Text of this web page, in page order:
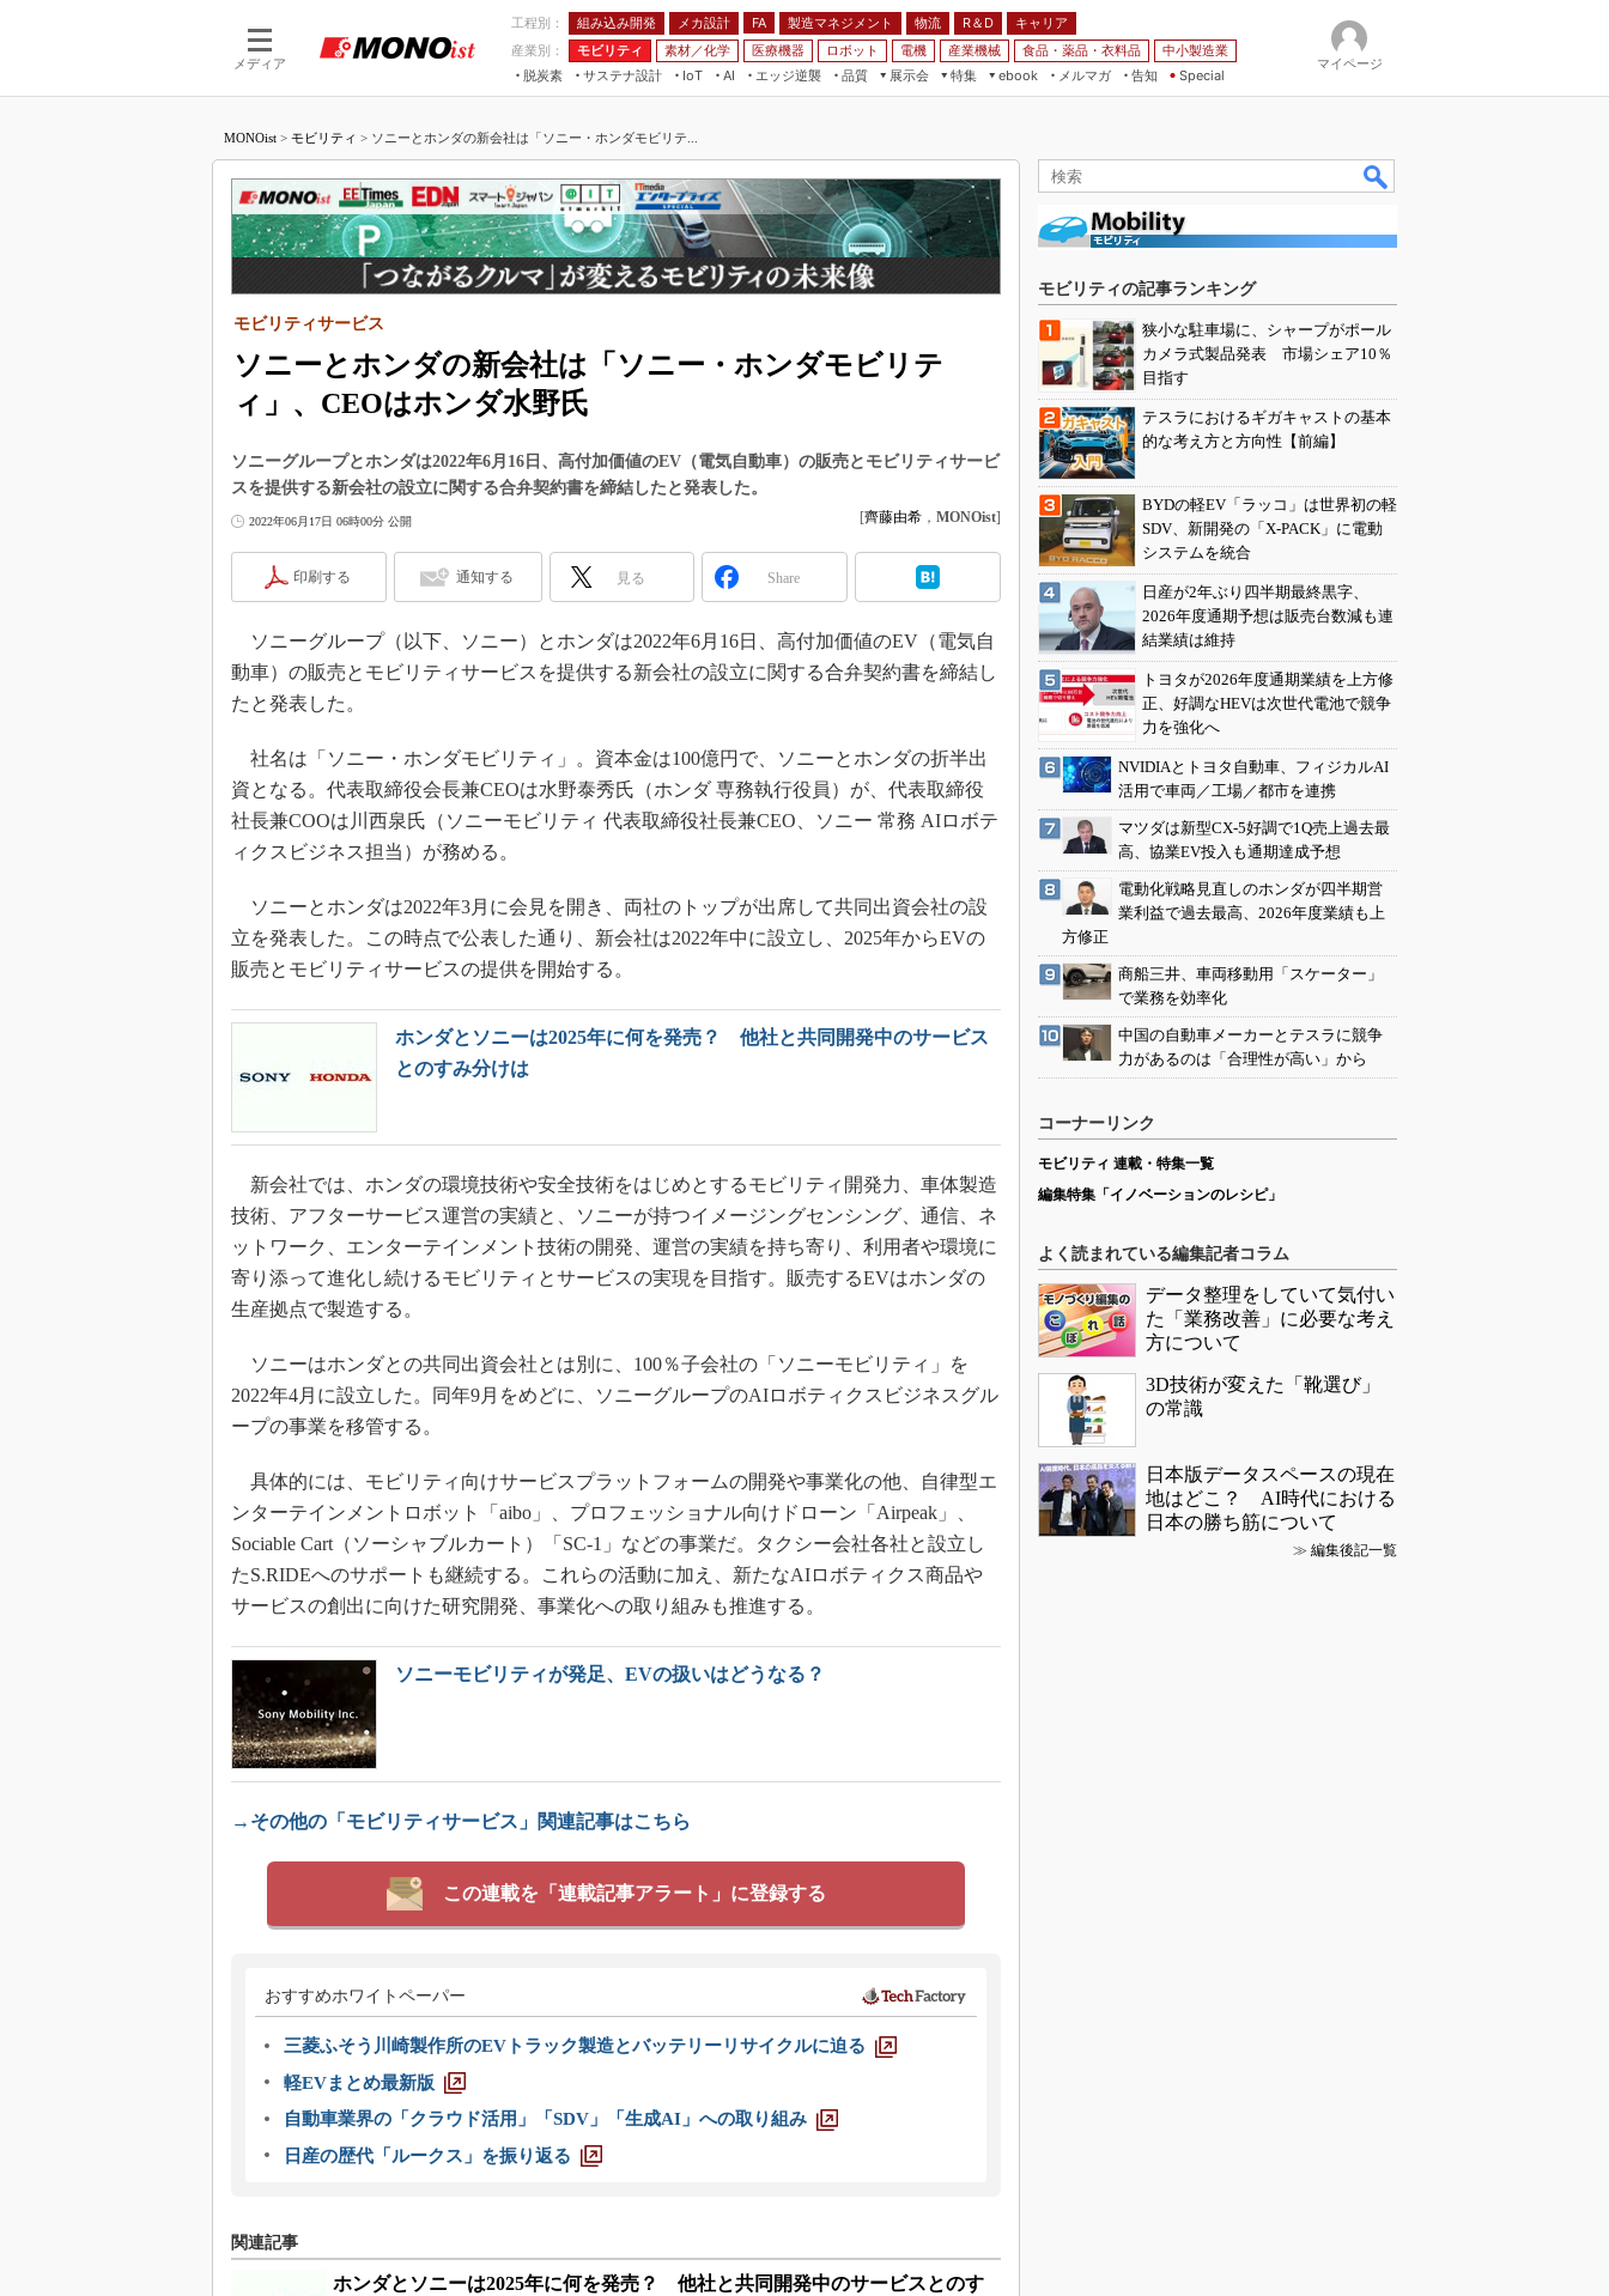
メディア
工程別： 組み込み開発 メカ設計 FA 製造マネジメント 物流 R＆D
キャリア
産業別：
モビリティ 素材／化学 医療機器 ロボット 電機 産業機械 食品・薬品・衣料品
中小製造業
脱炭素
サステナ設計
IoT
つながる工場
つながるサービス
AI
AI×設備保全
Physical AI
エッジ逆襲 品質
展示会
JIMTOF
組込み/エッジ コンピューティング
展＆IoT/5Gソリューション展
IIFES
国際ロボット展
人テク展
EdgeTech+
日本ものづくりワールド
産業オープンネット展
特集
5G
VR／AR
フィールドサービス
FPGA
組み込みモデリング
ISO26262
デジタルツインとCAE
インダストリー4.0
メイドインジャパン
植物工場
グローバル設計・開発
制御セキュリティ
ebook
製造マネジメント
FA
モビリティ
素材／化学
メルマガ
告知 Special
マイページ
MONOist > モビリティ > ソニーとホンダの新会社は「ソニー・ホンダモビリテ...
ソニーとホンダの新会社は「ソニー・ホンダモビリテ
ィ」、CEOはホンダ水野氏
モビリティサービス
ソニーグループとホンダは2022年6月16日、高付加価値のEV（電気自動車）の販売とモビリティサービ
スを提供する新会社の設立に関する合弁契約書を締結したと発表した。
2022年06月17日 06時00分 公開 [齊藤由希 ， MONOist]
印刷する 通知する 見る Share
ソニーグループ（以下、ソニー）とホンダは2022年6月16日、高付加価値のEV（電気自
動車）の販売とモビリティサービスを提供する新会社の設立に関する合弁契約書を締結し
たと発表した。
社名は「ソニー・ホンダモビリティ」。資本金は100億円で、ソニーとホンダの折半出
資となる。代表取締役会長兼CEOは水野泰秀氏（ホンダ 専務執行役員）が、代表取締役
社長兼COOは川西泉氏（ソニーモビリティ 代表取締役社長兼CEO、ソニー 常務 AIロボテ
ィクスビジネス担当）が務める。
ソニーとホンダは2022年3月に会見を開き、両社のトップが出席して共同出資会社の設
立を発表した。この時点で公表した通り、新会社は2022年中に設立し、2025年からEVの
販売とモビリティサービスの提供を開始する。
ホンダとソニーは2025年に何を発売？ 他社と共同開発中のサービス
とのすみ分けは
新会社では、ホンダの環境技術や安全技術をはじめとするモビリティ開発力、車体製造
技術、アフターサービス運営の実績と、ソニーが持つイメージングセンシング、通信、ネ
ットワーク、エンターテインメント技術の開発、運営の実績を持ち寄り、利用者や環境に
寄り添って進化し続けるモビリティとサービスの実現を目指す。販売するEVはホンダの
生産拠点で製造する。
ソニーはホンダとの共同出資会社とは別に、100％子会社の「ソニーモビリティ」を
2022年4月に設立した。同年9月をめどに、ソニーグループのAIロボティクスビジネスグル
ープの事業を移管する。
具体的には、モビリティ向けサービスプラットフォームの開発や事業化の他、自律型エ
ンターテインメントロボット「aibo」、プロフェッショナル向けドローン「Airpeak」、
Sociable Cart（ソーシャブルカート）「SC-1」などの事業だ。タクシー会社各社と設立し
たS.RIDEへのサポートも継続する。これらの活動に加え、新たなAIロボティクス商品や
サービスの創出に向けた研究開発、事業化への取り組みも推進する。
ソニーモビリティが発足、EVの扱いはどうなる？
→その他の「モビリティサービス」関連記事はこちら
この連載を「連載記事アラート」に登録する
おすすめホワイトペーパー
三菱ふそう川崎製作所のEVトラック製造とバッテリーリサイクルに迫る
軽EVまとめ最新版
自動車業界の「クラウド活用」「SDV」「生成AI」への取り組み
日産の歴代「ルークス」を振り返る
関連記事
ホンダとソニーは2025年に何を発売？ 他社と共同開発中のサービスとのす
モビリティの記事ランキング
狭小な駐車場に、シャープがポール
カメラ式製品発表 市場シェア10％
目指す
テスラにおけるギガキャストの基本
的な考え方と方向性【前編】
BYDの軽EV「ラッコ」は世界初の軽
SDV、新開発の「X-PACK」に電動
システムを統合
日産が2年ぶり四半期最終黒字、
2026年度通期予想は販売台数減も連
結業績は維持
トヨタが2026年度通期業績を上方修
正、好調なHEVは次世代電池で競争
力を強化へ
NVIDIAとトヨタ自動車、フィジカルAI
活用で車両／工場／都市を連携
マツダは新型CX-5好調で1Q売上過去最
高、協業EV投入も通期達成予想
電動化戦略見直しのホンダが四半期営
業利益で過去最高、2026年度業績も上
方修正
商船三井、車両移動用「スケーター」
で業務を効率化
中国の自動車メーカーとテスラに競争
力があるのは「合理性が高い」から
コーナーリンク
モビリティ 連載・特集一覧
編集特集「イノベーションのレシピ」
よく読まれている編集記者コラム
データ整理をしていて気付い
た「業務改善」に必要な考え
方について
3D技術が変えた「靴選び」
の常識
日本版データスペースの現在
地はどこ？ AI時代における
日本の勝ち筋について
≫ 編集後記一覧